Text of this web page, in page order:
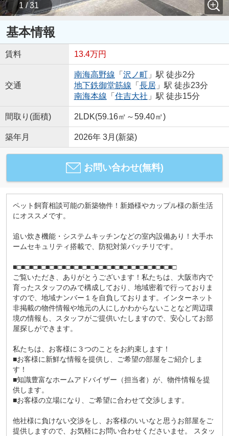
1 / 31
基本情報
賃料 13.4万円
交通
南海高野線 「 沢ノ町」駅 徒歩2分
地下鉄御堂筋線 「 長居」駅 徒歩23分
南海本線 「 住吉大社 」駅 徒歩15分
間取り(面積) 2LDK(59.16㎡～59.40㎡)
築年月 2026年 3月(新築)
お問い合わせ(無料)
ペット飼育相談可能の新築物件！新婚様やカップル様の新生活
にオススメです。
追い炊き機能・システムキッチンなどの室内設備あり！大手ホ
ームセキュリティ搭載で、防犯対策バッチリです。
■□■□■□■□■□■□■□■□■□■□■□■□■□■□■□■□■□■□■□■□
ご覧いただき、ありがとうございます！私たちは、大阪市内で
育ったスタッフのみで構成しており、地域密着で行っておりま
すので、地域ナンバー１を自負しております。インターネット
非掲載の物件情報や地元の人にしかわからないことなど周辺環
境の情報も、スタッフがご提供いたしますので、安心してお部
屋探しができます。
私たちは、お客様に３つのことをお約束します！
■お客様に新鮮な情報を提供し、ご希望の部屋をご紹介しま
す！
■知識豊富なホームアドバイザー（担当者）が、物件情報を提
供します。
■お客様の立場になり、ご希望に合わせて交渉します。
他社様に負けない交渉をし、お客様のいいなと思うお部屋をご
提供しますので、お気軽にお問い合わせくださいませ。 スタッ